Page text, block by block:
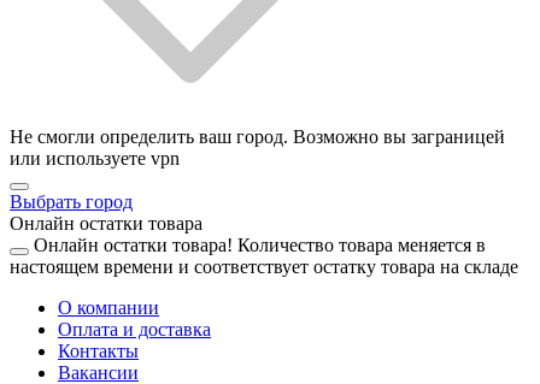
Не смогли определить ваш город. Возможно вы заграницей
или используете vpn
Выбрать город
Онлайн остатки товара
Онлайн остатки товара! Количество товара меняется в
настоящем времени и соответствует остатку товара на складе
О компании
Оплата и доставка
Контакты
Вакансии